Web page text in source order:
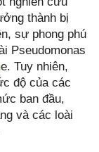
thành bị
sự phong phú
Pseudomonas
e. Tuy nhiên,
độ của các
ban đầu,
và các loài